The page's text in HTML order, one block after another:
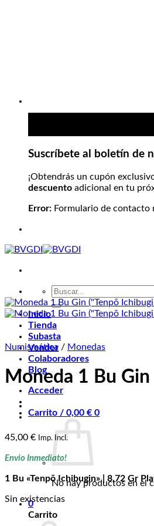
Suscríbete al boletín de
¡Obtendrás un cupón
descuento adicional en tu
Error: Formulario de contacto
Buscar
por:
Inicio
Tienda
Subasta
Vender
Colaboradores
Blog
Acceder
Carrito / 0,00 € 0
No hay productos en el
0
Carrito
Numismática / Monedas
Moneda 1 Bu
45,00 € Imp. Incl.
Envio Inmediato!
1 Bu «Tenpō Ichibugin» | 8,72 Gr
Sin existencias